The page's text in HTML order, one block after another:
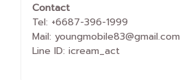
Contact
Tel: +6687-396-1999
Mail: youngmobile83@gmail.com
Line ID: icream_act